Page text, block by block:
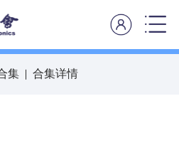
集 合集详情